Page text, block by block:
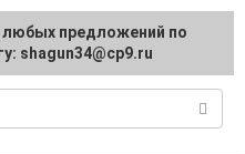
предложений по
shagun34@cp9.ru